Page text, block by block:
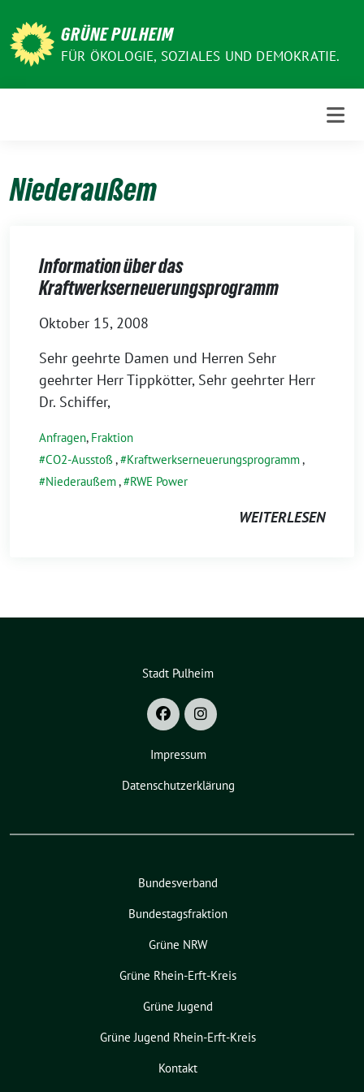
zum
Inhalt
GRÜNE PULHEIM
FÜR ÖKOLOGIE, SOZIALES UND DEMOKRATIE.
Niederaußem
Information über das
Kraftwerkserneuerungsprogramm
Oktober 15, 2008
Sehr geehrte Damen und Herren Sehr
geehrter Herr Tippkötter, Sehr geehrter Herr
Dr. Schiffer,
Anfragen, Fraktion
CO2-Ausstoß, Kraftwerkserneuerungsprogramm,
Niederaußem, RWE Power
WEITERLESEN
Stadt Pulheim
Impressum
Datenschutzerklärung
Bundesverband
Bundestagsfraktion
Grüne NRW
Grüne Rhein-Erft-Kreis
Grüne Jugend
Grüne Jugend Rhein-Erft-Kreis
Kontakt